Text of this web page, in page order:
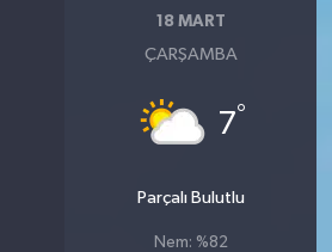
18 MART
ÇARŞAMBA
7°
Parçalı Bulutlu
Nem: %82